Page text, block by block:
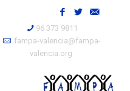
96 373 9811
fampa-valencia@fampa-
valencia.org